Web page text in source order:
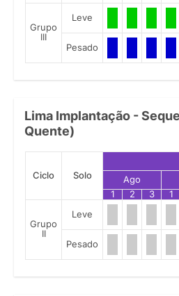
Grupo
III
Leve
Pesado
Lima Implantação -
Quente)
Ciclo Solo Ago
1
2 3 1
Grupo
II
Leve
Pesado